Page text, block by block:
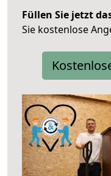
Füllen Sie jetzt
Sie kostenlose